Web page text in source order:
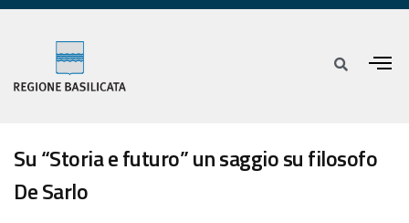
Su “Storia e futuro” un saggio su filosofo
De Sarlo